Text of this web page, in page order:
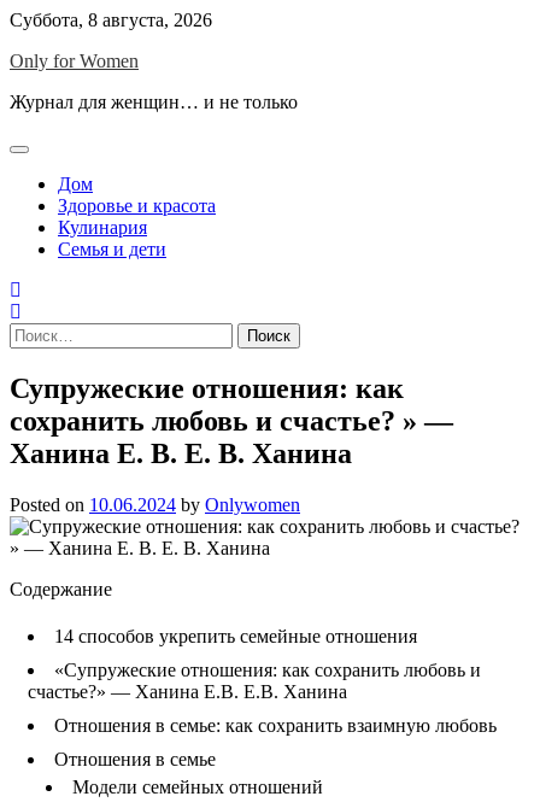
Skip
content
Суббота, 8 августа, 2026
Only for Women
Журнал для женщин… и не только
Дом
Здоровье и красота
Кулинария
Семья и дети
Найти:
Супружеские отношения: как
сохранить любовь и счастье? » —
Ханина Е. В. Е. В. Ханина
Posted on 10.06.2024 by Onlywomen
Содержание
14 способов укрепить семейные отношения
«Супружеские отношения: как сохранить любовь и
счастье?» — Ханина Е.В. Е.В. Ханина
Отношения в семье: как сохранить взаимную любовь
Отношения в семье
Модели семейных отношений